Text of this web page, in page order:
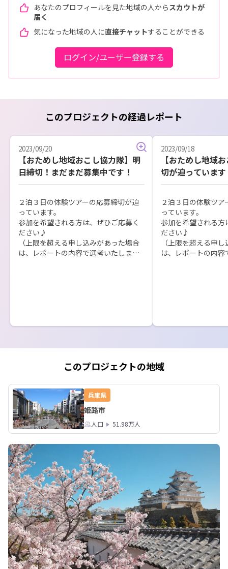
あなたのプロフィールを見た地域の人から スカウトが
届く
気になった地域の人に直接チャットすることができる
ログイン/ユーザー登録する
このプロジェクトの経過レポート
2023/09/20
【おためし地域おこし協力隊】明
日締切！まだまだ募集中です！
２泊３日の体験ツアーの応募締切が迫
っています。
参加を希望される方は、ぜひご応募く
ださい♪
（上限を超える申し込みがあった場合
は、レポートの内容で選考いたしま
2023/09/18
【おためし地域
切が迫っていま
２泊３日の体験ツ
っています。
参加を希望される方
ださい♪
（上限を超える申
は、レポートの内
このプロジェクトの地域
兵庫県
姫路市
人口 51.98万人